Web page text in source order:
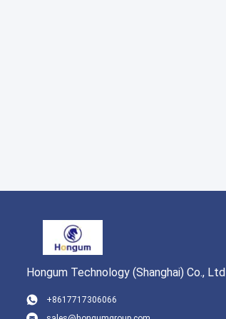
Hongum Technology (Shanghai) Co., Ltd
+8617717306066